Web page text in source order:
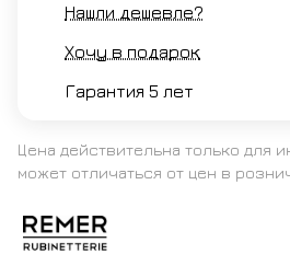
Нашли дешевле?
Хочу в подарок
Гарантия 5 лет
Цена действительна только для
может отличаться от цен в